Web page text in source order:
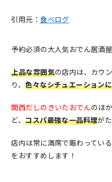
引用元：食べログ
予約必須の大人気おでん居酒
上品な雰囲気の店内は、カウ
り、色々なシチュエーション
関西だしのきいたおでんのほ
ど、コスパ最強な一品料理が
店内は常に満席で賑わってい
をおすすめします！